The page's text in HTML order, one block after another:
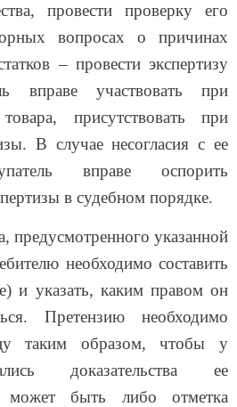
провести проверку его
вопросах о причинах
– провести экспертизу
вправе участвовать при
присутствовать при
В случае несогласия с ее
вправе оспорить
в судебном порядке.
предусмотренного указанной
необходимо составить
и указать, каким правом он
Претензию необходимо
таким образом, чтобы у
доказательства ее
может быть либо отметка